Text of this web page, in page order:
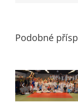
Podobné